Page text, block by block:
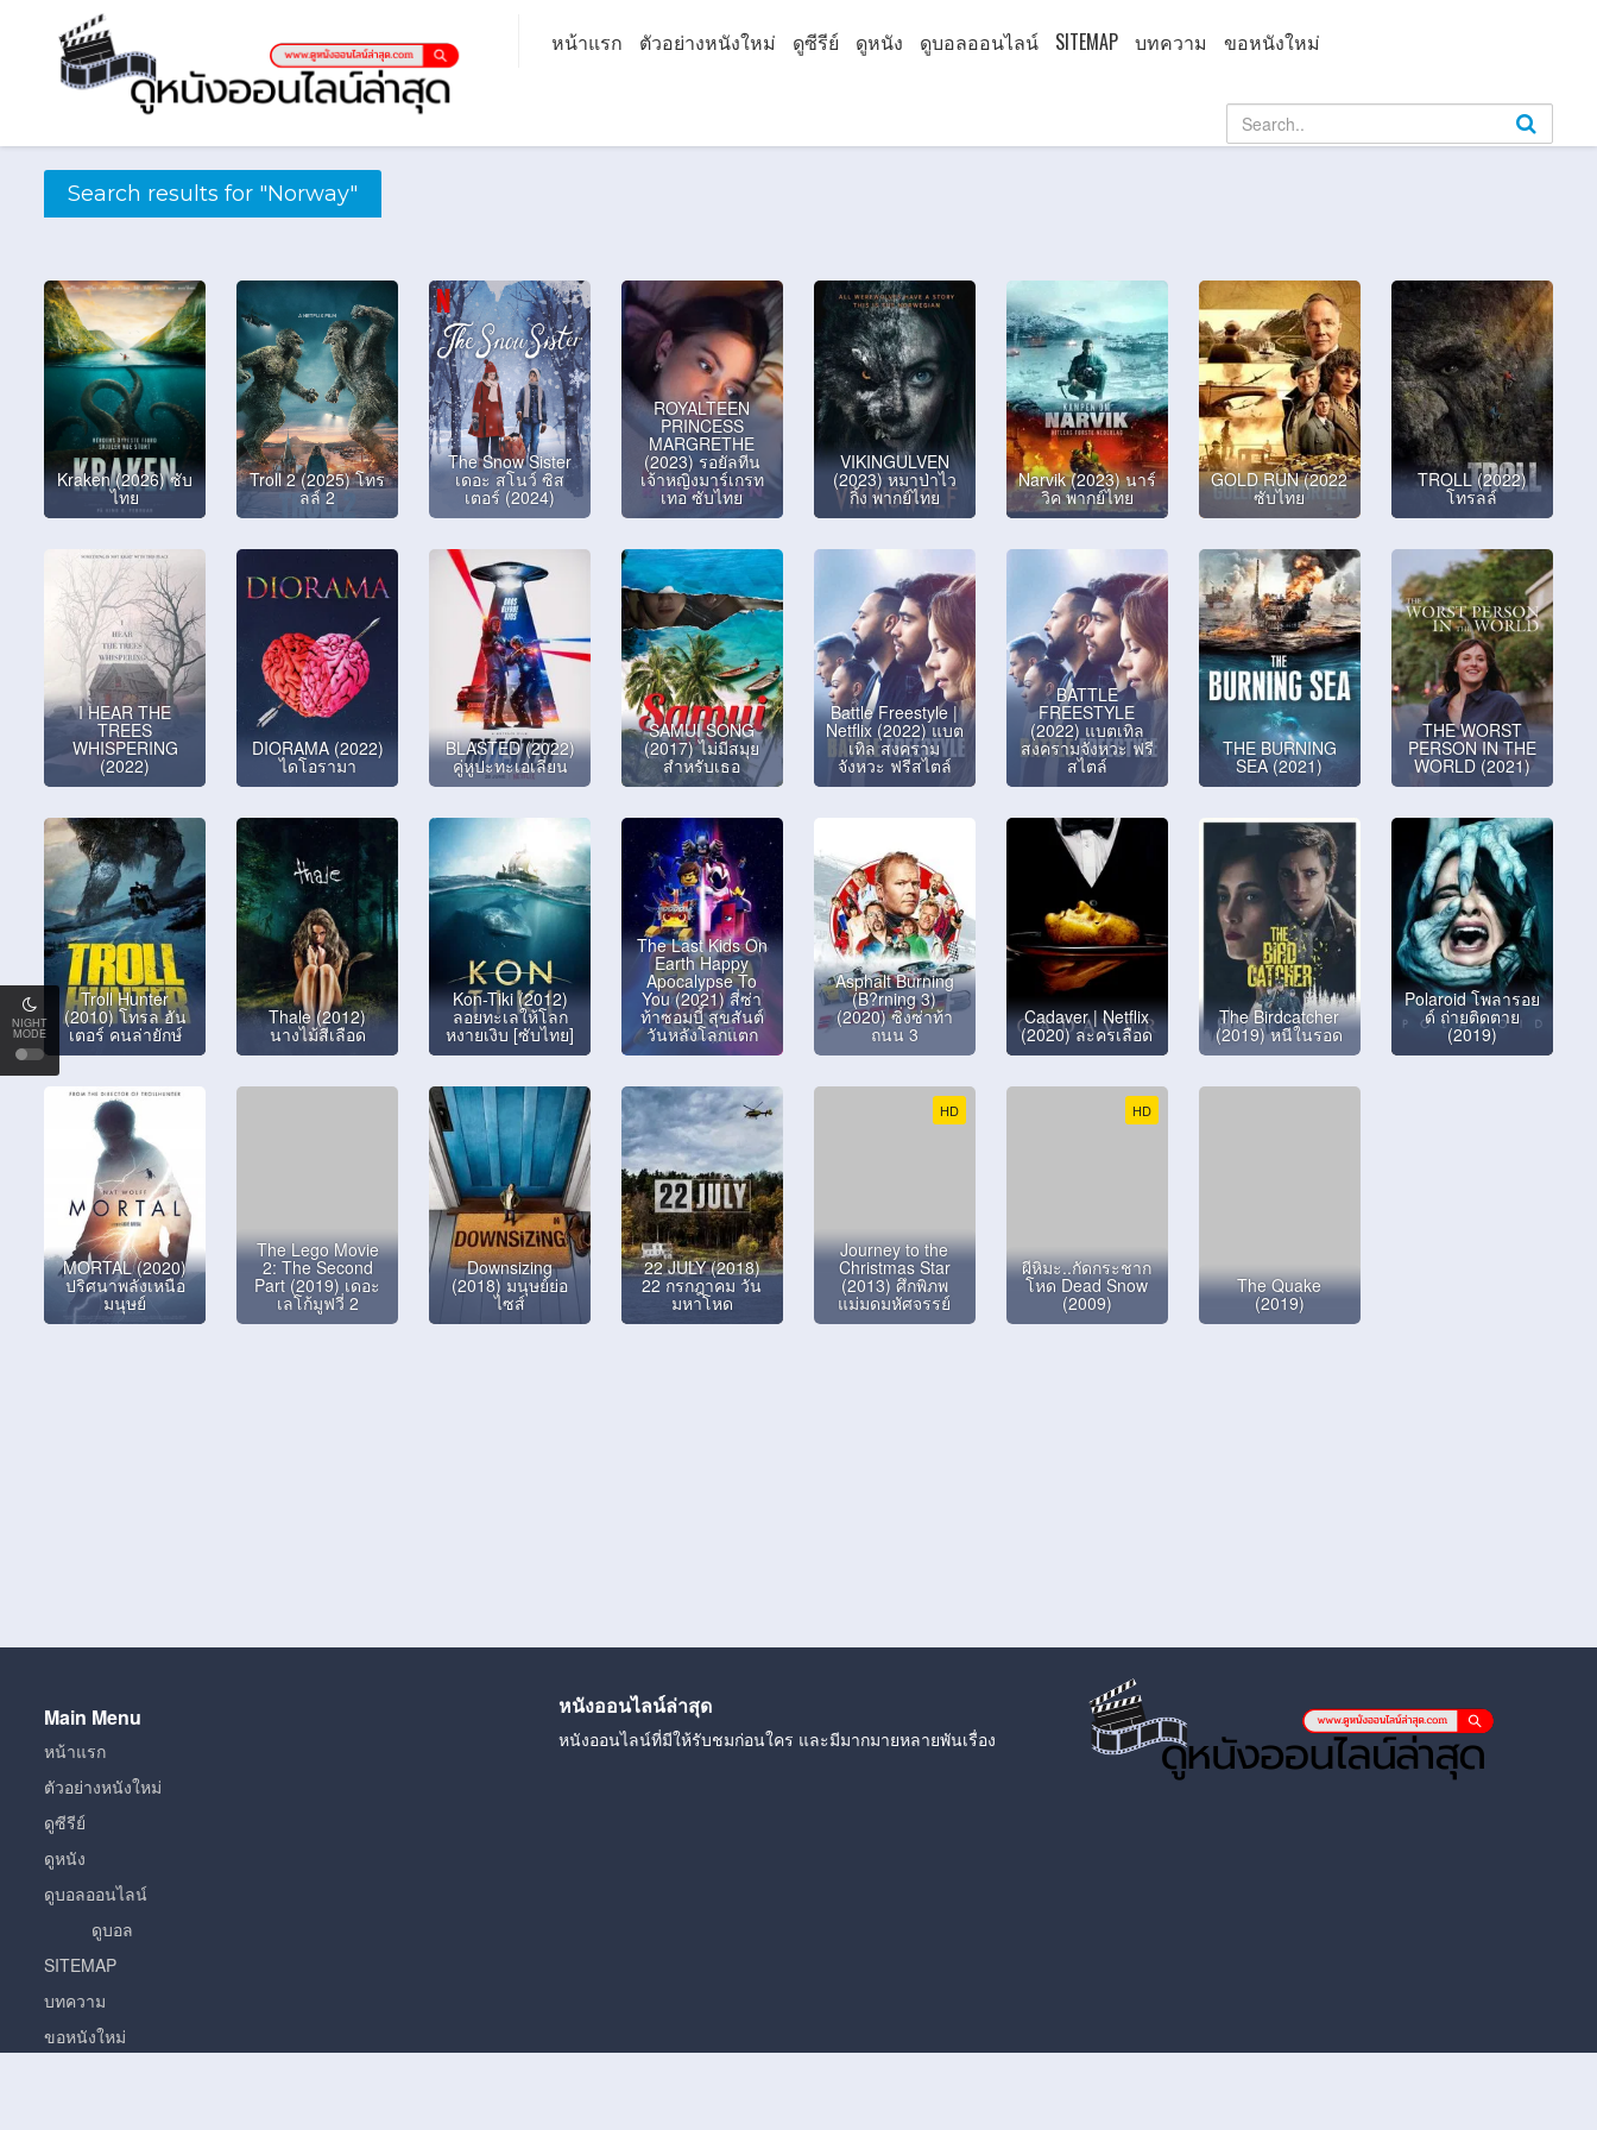
NIGHT
MODE
หน้าแรก ตัวอย่างหนังใหม่ ดูซีรีย์ ดูหนัง ดูบอลออนไลน์ SITEMAP บทความ ขอหนังใหม่
Search results for "Norway"
Kraken (2026) ซับ
ไทย
Troll 2 (2025) โทร
ลล์ 2
The Snow Sister
เดอะ สโนว์ ซิส
เตอร์ (2024)
ROYALTEEN
PRINCESS
MARGRETHE
(2023) รอยัลทีน
เจ้าหญิงมาร์เกรท
เทอ ซับไทย
VIKINGULVEN
(2023) หมาป่าไว
กิ้ง พากย์ไทย
Narvik (2023) นาร์
วิค พากย์ไทย
GOLD RUN (2022
ซับไทย
TROLL (2022)
โทรลล์
I HEAR THE
TREES
WHISPERING
(2022)
DIORAMA (2022)
ไดโอรามา
BLASTED (2022)
คู่หูปะทะเอเลี่ยน
SAMUI SONG
(2017) ไม่มีสมุย
สำหรับเธอ
Battle Freestyle |
Netflix (2022) แบต
เทิล สงคราม
จังหวะ ฟรีสไตล์
BATTLE
FREESTYLE
(2022) แบตเทิล
สงครามจังหวะ ฟรี
สไตล์
THE BURNING
SEA (2021)
THE WORST
PERSON IN THE
WORLD (2021)
Troll Hunter
(2010) โทรล ฮัน
เตอร์ คนล่ายักษ์
Thale (2012)
นางไม้สีเลือด
Kon-Tiki (2012)
ลอยทะเลให้โลก
หงายเงิบ [ซับไทย]
The Last Kids On
Earth Happy
Apocalypse To
You (2021) สี่ซ่า
ท้าซอมบี้ สุขสันต์
วันหลังโลกแตก
Asphalt Burning
(B?rning 3)
(2020) ซิ่งซ่าท้า
ถนน 3
Cadaver | Netflix
(2020) ละครเลือด
The Birdcatcher
(2019) หนีในรอด
Polaroid โพลารอย
ด์ ถ่ายติดตาย
(2019)
MORTAL (2020)
ปริศนาพลังเหนือ
มนุษย์
The Lego Movie
2: The Second
Part (2019) เดอะ
เลโก้มูฟวี่ 2
Downsizing
(2018) มนุษย์ย่อ
ไซส์
22 JULY (2018)
22 กรกฎาคม วัน
มหาโหด
HD
Journey to the
Christmas Star
(2013) ศึกพิภพ
แม่มดมหัศจรรย์
HD
ผีหิมะ..กัดกระชาก
โหด Dead Snow
(2009)
The Quake
(2019)
Main Menu
หน้าแรก
ตัวอย่างหนังใหม่
ดูซีรีย์
ดูหนัง
ดูบอลออนไลน์
ดูบอล
SITEMAP
บทความ
ขอหนังใหม่
หนังออนไลน์ล่าสุด
หนังออนไลน์ที่มีให้รับชมก่อนใคร และมีมากมายหลายพันเรื่อง